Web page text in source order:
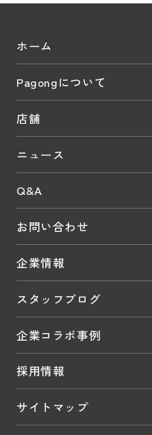
ホーム
Pagongについて
店舗
ニュース
Q&A
お問い合わせ
企業情報
スタッフブログ
企業コラボ事例
採用情報
サイトマップ